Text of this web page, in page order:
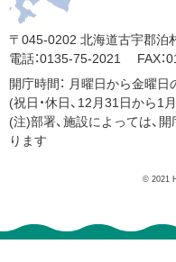
〒045-0202 北海道古宇郡泊
電話：0135-75-2021
FAX：
開庁時間： 月曜日から金曜
(祝日・休日、12月31日から1
(注)部署、施設によっては、
ります
© 2021